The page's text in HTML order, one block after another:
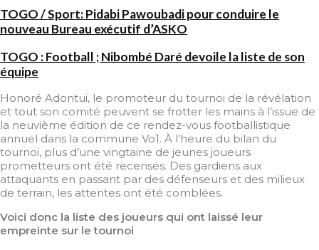
TOGO / Sport: Pidabi Pawoubadi pour conduire le
nouveau Bureau exécutif d’ASKO
TOGO : Football ; Nibombé Daré devoile la liste de son
équipe
Honoré Adontui, le promoteur du tournoi de la révélation
et tout son comité peuvent se frotter les mains à l’issue de
la neuvième édition de ce rendez-vous footballistique
annuel dans la commune Vo1. À l’heure du bilan du
tournoi, plus d’une vingtaine de jeunes joueurs
prometteurs ont été recensés. Des gardiens aux
attaquants en passant par des défenseurs et des milieux
de terrain, les attentes ont été comblées.
Voici donc la liste des joueurs qui ont laissé leur
empreinte sur le tournoi